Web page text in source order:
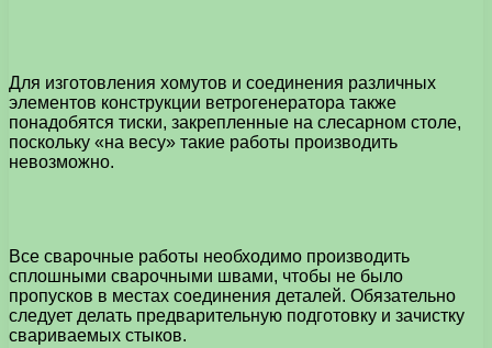
Для изготовления хомутов и соединения различных
элементов конструкции ветрогенератора также
понадобятся тиски, закрепленные на слесарном столе,
поскольку «на весу» такие работы производить
невозможно.
Все сварочные работы необходимо производить
сплошными сварочными швами, чтобы не было
пропусков в местах соединения деталей. Обязательно
следует делать предварительную подготовку и зачистку
свариваемых стыков.